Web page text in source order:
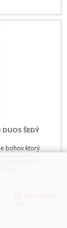
ŠEDÝ
bohov ktorý
aby vám